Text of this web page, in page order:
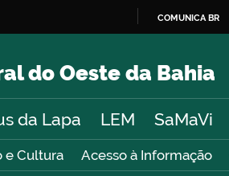
O
COMUNICA BR
do Oeste da Bahia
da Lapa LEM SaMaVi
e Cultura Acesso à Informação